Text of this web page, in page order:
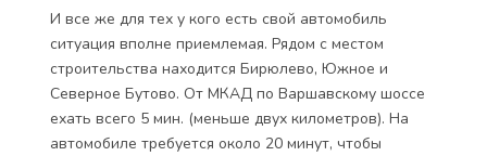
И все же для тех у кого есть свой автомобиль
ситуация вполне приемлемая. Рядом с местом
строительства находится Бирюлево, Южное и
Северное Бутово. От МКАД по Варшавскому шоссе
ехать всего 5 мин. (меньше двух километров). На
автомобиле требуется около 20 минут, чтобы